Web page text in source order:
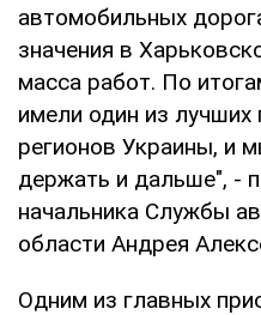
автомобильных
значения в
масса работ. По
имели один из лучших
регионов Украины, и
держать и дальше", -
начальника Службы
области Андрея
Одним из главных